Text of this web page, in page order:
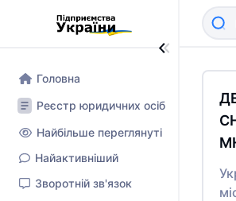
Головна
Реєстр юридичних осіб
Найбільше переглянуті
Найактивніший
Зворотній зв'язок